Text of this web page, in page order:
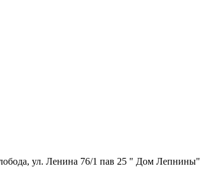
ул. Ленина 76/1 пав 25 " Дом Лепнины"